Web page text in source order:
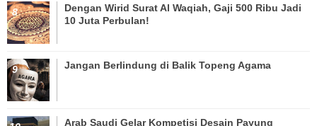
Dengan Wirid Surat Al Waqiah, Gaji 500 Ribu Jadi
10 Juta Perbulan!
Jangan Berlindung di Balik Topeng Agama
Arab Saudi Gelar Kompetisi Desain Payung